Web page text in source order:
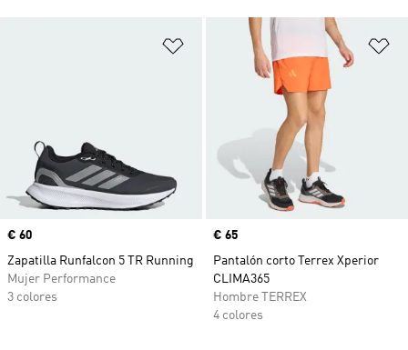
Añadir a la lista de deseos
Precio
€ 60
Zapatilla Runfalcon 5 TR Running
Mujer Performance
3 colores
Precio
€ 65
Pantalón corto Terrex Xperior
CLIMA365
Hombre TERREX
4 colores